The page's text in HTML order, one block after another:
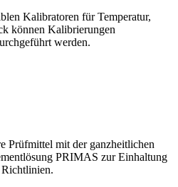
Kalibratoren für Temperatur,
können Kalibrierungen
werden.
Prüfmittel mit der ganzheitlichen
PRIMAS zur Einhaltung